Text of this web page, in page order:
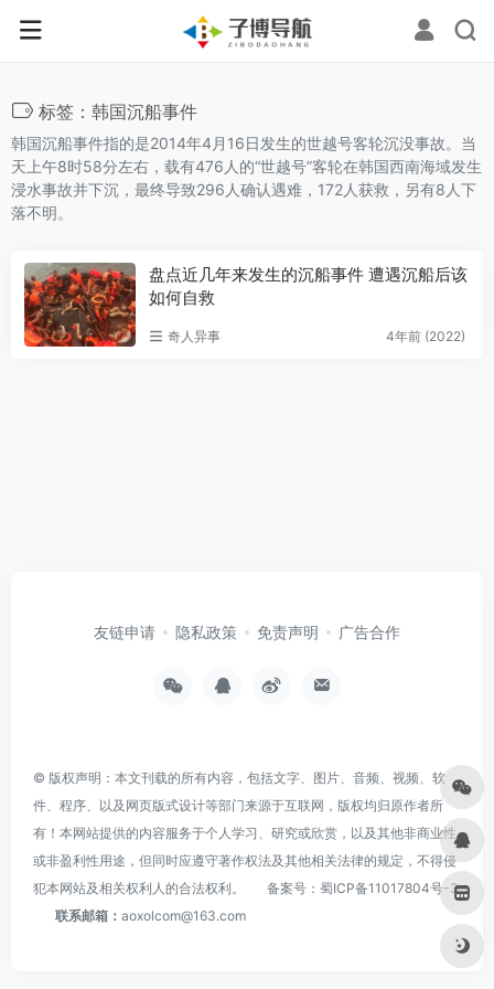
标签：韩国沉船事件
韩国沉船事件‌指的是2014年4月16日发生的世越号客轮沉没事故。当
天上午8时58分左右，载有476人的“世越号”客轮在韩国西南海域发生
浸水事故并下沉，最终导致296人确认遇难，172人获救，另有8人下
落不明‌。
盘点近几年来发生的沉船事件 遭遇沉船后该
如何自救
奇人异事 4年前 (2022)
友链申请 隐私政策 免责声明 广告合作
© 版权声明：本文刊载的所有内容，包括文字、图片、音频、视频、软
件、程序、以及网页版式设计等部门来源于互联网，版权均归原作者所
有！本网站提供的内容服务于个人学习、研究或欣赏，以及其他非商业性
或非盈利性用途，但同时应遵守著作权法及其他相关法律的规定，不得侵
犯本网站及相关权利人的合法权利。
备案号： 蜀ICP备11017804号-3
联系邮箱： aoxolcom@163.com